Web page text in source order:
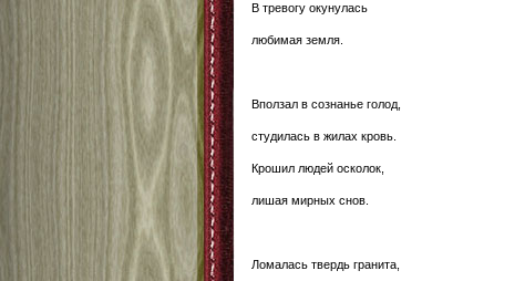
В тревогу окунулась
любимая земля.
Вползал в сознанье голод,
студилась в жилах кровь.
Крошил людей осколок,
лишая мирных снов.
Ломалась твердь гранита,